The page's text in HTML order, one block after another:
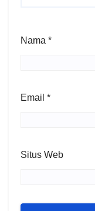
Nama *
Email *
Situs Web